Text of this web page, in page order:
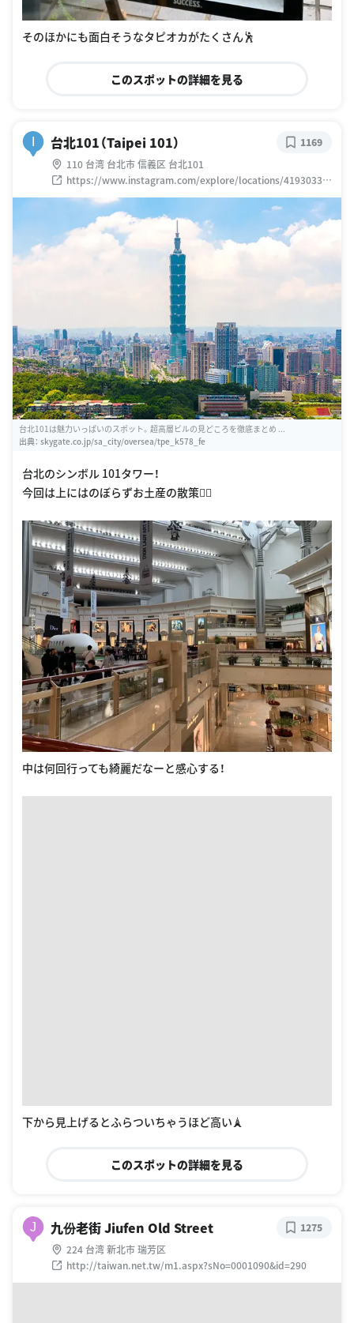
そのほかにも面白そうなタピオカがたくさん🕺
このスポットの詳細を見る
台北101（Taipei 101）
110 台湾 台北市 信義区 台北101
https://www.instagram.com/explore/locations/41930339
2
1169
台北101は魅力いっぱいのスポット。超高層ビルの見どころを徹底まとめ ...
出典： skygate.co.jp/sa_city/oversea/tpe_k578_fe
台北のシンボル 101タワー！
今回は上にはのぼらずお土産の散策👯‍♂️
中は何回行っても綺麗だなーと感心する！
下から見上げるとふらついちゃうほど高い🗼
このスポットの詳細を見る
J 九份老街 Jiufen Old Street
224 台湾 新北市 瑞芳区
http://taiwan.net.tw/m1.aspx?sNo=0001090&id=290
1275